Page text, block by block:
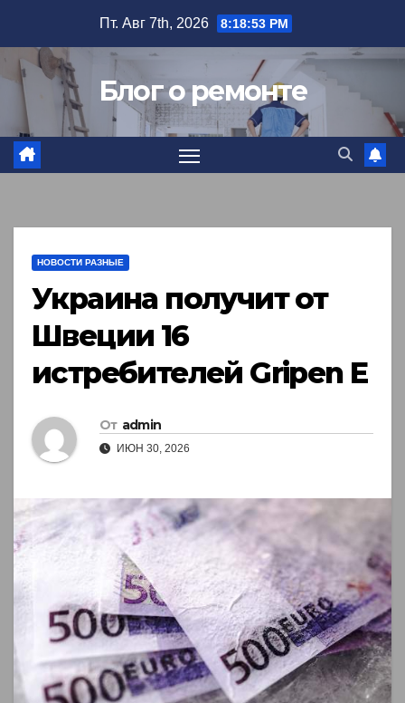
содержимому
Пт. Авг 7th, 2026 8:18:54 PM
Блог о ремонте
НОВОСТИ РАЗНЫЕ
Украина получит от
Швеции 16
истребителей Gripen E
От admin
ИЮН 30, 2026